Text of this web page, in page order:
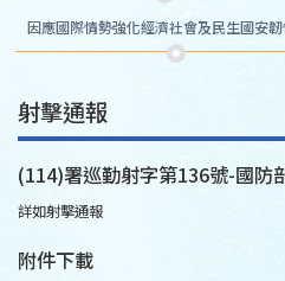
因應國際情勢強化經濟社會及民生國安
射擊通報
(114)署巡勤射字第136號-國防
詳如射擊通報
附件下載